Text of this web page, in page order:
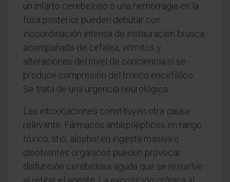
un infarto cerebeloso o una hemorragia en la
fosa posterior pueden debutar con
incoordinación intensa de instauración brusca,
acompañada de cefalea, vómitos y
alteraciones del nivel de conciencia si se
produce compresión del tronco encefálico.
Se trata de una urgencia neurológica.
Las intoxicaciones constituyen otra causa
relevante. Fármacos antiepilépticos en rango
tóxico, litio, alcohol en ingesta masiva o
disolventes orgánicos pueden provocar
disfunción cerebelosa aguda que se resuelve